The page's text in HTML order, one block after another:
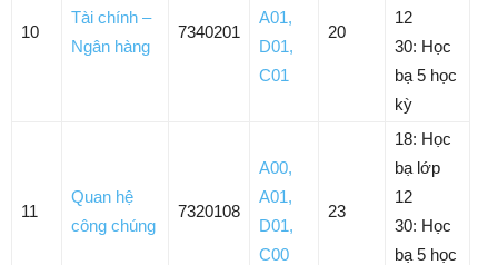
10
Tài chính –
Ngân hàng
7340201
A01,
D01,
C01
20
12
30: Học
bạ 5 học
kỳ
11
Quan hệ
công chúng
7320108
A00,
A01,
D01,
C00
23
18: Học
bạ lớp
12
30: Học
bạ 5 học